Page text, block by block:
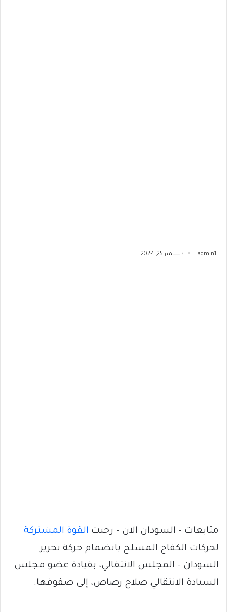
admin1 ديسمبر 25, 2024
متابعات – السودان الان – رحبت القوة المشتركة
لحركات الكفاح المسلح بانضمام حركة تحرير
السودان – المجلس الانتقالي، بقيادة عضو مجلس
السيادة الانتقالي صلاح رصاص، إلى صفوفها.